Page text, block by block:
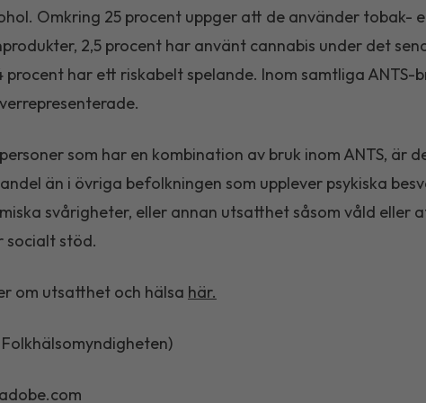
Omkring 25 procent uppger att de använder tobak-
2,5 procent har använt cannabis under det
procent har ett riskabelt spelande. Inom samtliga ANTS-
som har en kombination av bruk inom ANTS, är
än i övriga befolkningen som upplever psykiska
svårigheter, eller annan utsatthet såsom våld eller
socialt stöd.
om utsatthet och hälsa här.
Folkhälsomyndigheten)